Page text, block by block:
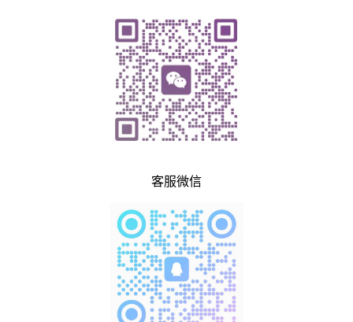
客服微信